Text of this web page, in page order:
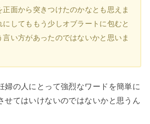
正面から突きつけたのかなとも思えま
にしてももう少しオブラートに包むと
言い方があったのではないかと思いま
婦の人にとって強烈なワードを簡単に
せてはいけないのではないかと思うん